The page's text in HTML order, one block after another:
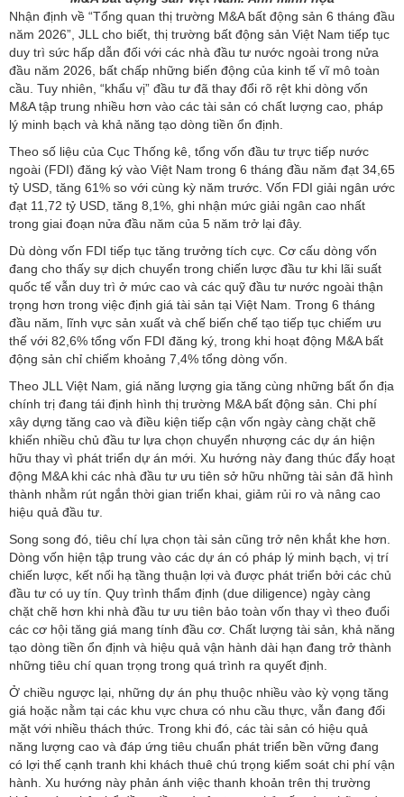
Nhận định về “Tổng quan thị trường M&A bất động sản 6 tháng đầu
năm 2026”, JLL cho biết, thị trường bất động sản Việt Nam tiếp tục
duy trì sức hấp dẫn đối với các nhà đầu tư nước ngoài trong nửa
đầu năm 2026, bất chấp những biến động của kinh tế vĩ mô toàn
cầu. Tuy nhiên, “khẩu vị” đầu tư đã thay đổi rõ rệt khi dòng vốn
M&A tập trung nhiều hơn vào các tài sản có chất lượng cao, pháp
lý minh bạch và khả năng tạo dòng tiền ổn định.
Theo số liệu của Cục Thống kê, tổng vốn đầu tư trực tiếp nước
ngoài (FDI) đăng ký vào Việt Nam trong 6 tháng đầu năm đạt 34,65
tỷ USD, tăng 61% so với cùng kỳ năm trước. Vốn FDI giải ngân ước
đạt 11,72 tỷ USD, tăng 8,1%, ghi nhận mức giải ngân cao nhất
trong giai đoạn nửa đầu năm của 5 năm trở lại đây.
Dù dòng vốn FDI tiếp tục tăng trưởng tích cực. Cơ cấu dòng vốn
đang cho thấy sự dịch chuyển trong chiến lược đầu tư khi lãi suất
quốc tế vẫn duy trì ở mức cao và các quỹ đầu tư nước ngoài thận
trọng hơn trong việc định giá tài sản tại Việt Nam. Trong 6 tháng
đầu năm, lĩnh vực sản xuất và chế biến chế tạo tiếp tục chiếm ưu
thế với 82,6% tổng vốn FDI đăng ký, trong khi hoạt động M&A bất
động sản chỉ chiếm khoảng 7,4% tổng dòng vốn.
Theo JLL Việt Nam, giá năng lượng gia tăng cùng những bất ổn địa
chính trị đang tái định hình thị trường M&A bất động sản. Chi phí
xây dựng tăng cao và điều kiện tiếp cận vốn ngày càng chặt chẽ
khiến nhiều chủ đầu tư lựa chọn chuyển nhượng các dự án hiện
hữu thay vì phát triển dự án mới. Xu hướng này đang thúc đẩy hoạt
động M&A khi các nhà đầu tư ưu tiên sở hữu những tài sản đã hình
thành nhằm rút ngắn thời gian triển khai, giảm rủi ro và nâng cao
hiệu quả đầu tư.
Song song đó, tiêu chí lựa chọn tài sản cũng trở nên khắt khe hơn.
Dòng vốn hiện tập trung vào các dự án có pháp lý minh bạch, vị trí
chiến lược, kết nối hạ tầng thuận lợi và được phát triển bởi các chủ
đầu tư có uy tín. Quy trình thẩm định (due diligence) ngày càng
chặt chẽ hơn khi nhà đầu tư ưu tiên bảo toàn vốn thay vì theo đuổi
các cơ hội tăng giá mang tính đầu cơ. Chất lượng tài sản, khả năng
tạo dòng tiền ổn định và hiệu quả vận hành dài hạn đang trở thành
những tiêu chí quan trọng trong quá trình ra quyết định.
Ở chiều ngược lại, những dự án phụ thuộc nhiều vào kỳ vọng tăng
giá hoặc nằm tại các khu vực chưa có nhu cầu thực, vẫn đang đối
mặt với nhiều thách thức. Trong khi đó, các tài sản có hiệu quả
năng lượng cao và đáp ứng tiêu chuẩn phát triển bền vững đang
có lợi thế cạnh tranh khi khách thuê chú trọng kiểm soát chi phí vận
hành. Xu hướng này phản ánh việc thanh khoản trên thị trường